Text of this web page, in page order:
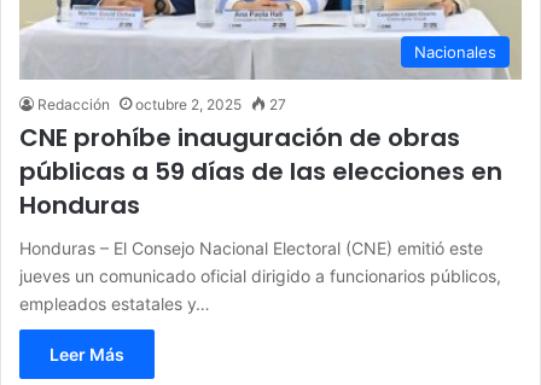
Nacionales
Redacción octubre 2, 2025 27
CNE prohíbe inauguración de obras
públicas a 59 días de las elecciones en
Honduras
Honduras – El Consejo Nacional Electoral (CNE) emitió este
jueves un comunicado oficial dirigido a funcionarios públicos,
empleados estatales y…
Leer Más